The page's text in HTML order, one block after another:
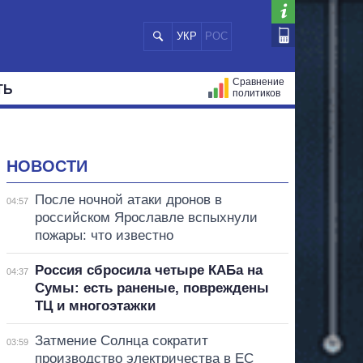
УКР РОС
Сравнение
политиков
НОВОСТИ
04:57
После ночной атаки дронов в
российском Ярославле вспыхнули
пожары: что известно
04:37
Россия сбросила четыре КАБа на
Сумы: есть раненые, повреждены
ТЦ и многоэтажки
03:59
Затмение Солнца сократит
производство электричества в ЕС